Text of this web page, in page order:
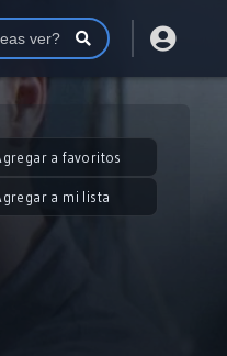
a favoritos
a mi lista